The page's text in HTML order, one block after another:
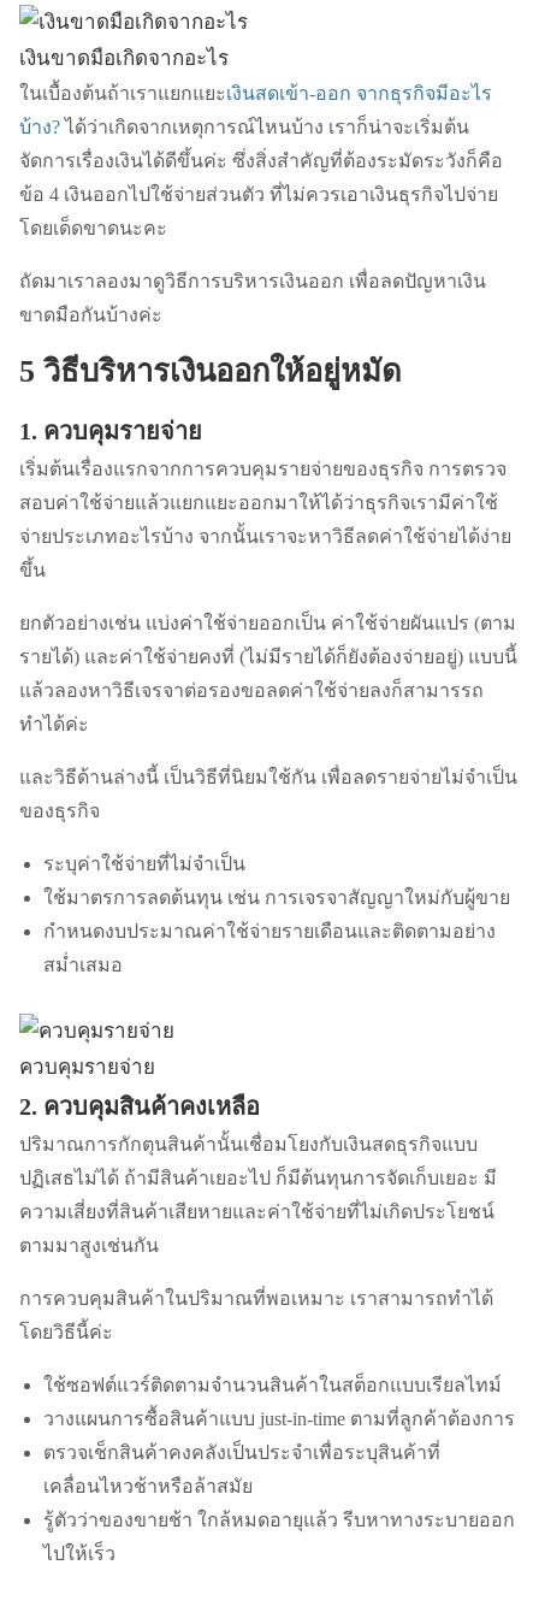
เงินขาดมือเกิดจากอะไร
ในเบื้องต้นถ้าเราแยกแยะเงินสดเข้า-ออก จากธุรกิจมีอะไร
บ้าง?ได้ว่าเกิดจากเหตุการณ์ไหนบ้าง เราก็น่าจะเริ่มต้น
จัดการเรื่องเงินได้ดีขึ้นค่ะ ซึ่งสิ่งสำคัญที่ต้องระมัดระวังก็คือ
ข้อ 4 เงินออกไปใช้จ่ายส่วนตัว ที่ไม่ควรเอาเงินธุรกิจไปจ่าย
โดยเด็ดขาดนะคะ
ถัดมาเราลองมาดูวิธีการบริหารเงินออก เพื่อลดปัญหาเงิน
ขาดมือกันบ้างค่ะ
5 วิธีบริหารเงินออกให้อยู่หมัด
1. ควบคุมรายจ่าย
เริ่มต้นเรื่องแรกจากการควบคุมรายจ่ายของธุรกิจ การตรวจ
สอบค่าใช้จ่ายแล้วแยกแยะออกมาให้ได้ว่าธุรกิจเรามีค่าใช้
จ่ายประเภทอะไรบ้าง จากนั้นเราจะหาวิธีลดค่าใช้จ่ายได้ง่าย
ขึ้น
ยกตัวอย่างเช่น แบ่งค่าใช้จ่ายออกเป็น ค่าใช้จ่ายผันแปร (ตาม
รายได้) และค่าใช้จ่ายคงที่ (ไม่มีรายได้ก็ยังต้องจ่ายอยู่) แบบนี้
แล้วลองหาวิธีเจรจาต่อรองขอลดค่าใช้จ่ายลงก็สามารรถ
ทำได้ค่ะ
และวิธีด้านล่างนี้ เป็นวิธีที่นิยมใช้กัน เพื่อลดรายจ่ายไม่จำเป็น
ของธุรกิจ
ระบุค่าใช้จ่ายที่ไม่จำเป็น
ใช้มาตรการลดต้นทุน เช่น การเจรจาสัญญาใหม่กับผู้ขาย
กำหนดงบประมาณค่าใช้จ่ายรายเดือนและติดตามอย่าง
สม่ำเสมอ
ควบคุมรายจ่าย
2. ควบคุมสินค้าคงเหลือ
ปริมาณการกักตุนสินค้านั้นเชื่อมโยงกับเงินสดธุรกิจแบบ
ปฏิเสธไม่ได้ ถ้ามีสินค้าเยอะไป ก็มีต้นทุนการจัดเก็บเยอะ มี
ความเสี่ยงที่สินค้าเสียหายและค่าใช้จ่ายที่ไม่เกิดประโยชน์
ตามมาสูงเช่นกัน
การควบคุมสินค้าในปริมาณที่พอเหมาะ เราสามารถทำได้
โดยวิธีนี้ค่ะ
ใช้ซอฟต์แวร์ติดตามจำนวนสินค้าในสต็อกแบบเรียลไทม์
วางแผนการซื้อสินค้าแบบ just-in-time ตามที่ลูกค้าต้องการ
ตรวจเช็กสินค้าคงคลังเป็นประจำเพื่อระบุสินค้าที่
เคลื่อนไหวช้าหรือล้าสมัย
รู้ตัวว่าของขายช้า ใกล้หมดอายุแล้ว รีบหาทางระบายออก
ไปให้เร็ว